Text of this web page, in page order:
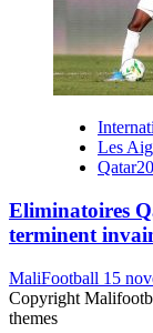
Les
Eliminatoires
terminent
MaliFootball 15
Copyright
themes